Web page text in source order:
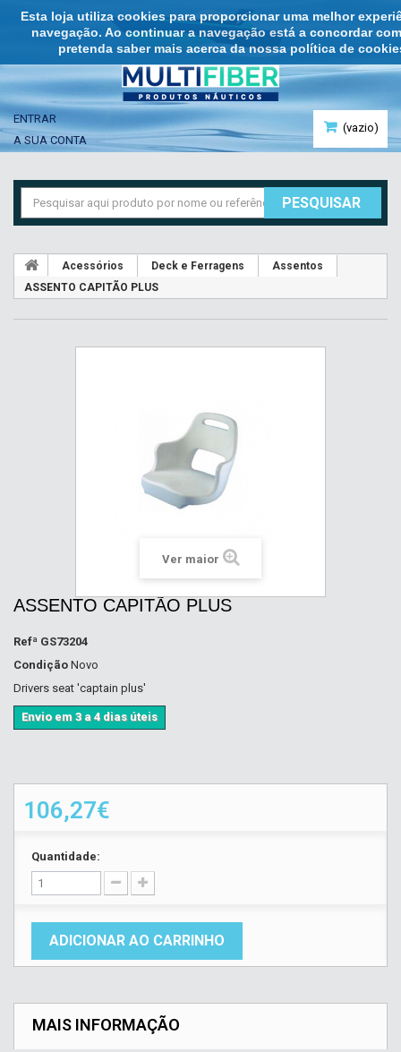
Esta loja utiliza cookies para proporcionar uma melhor
navegação. Ao continuar a navegação está a concordar
pretenda saber mais acerca da nossa política de
(vazio)
ENTRAR
A SUA CONTA
PESQUISAR
Acessórios Deck e Ferragens
Assentos
ASSENTO CAPITÃO PLUS
Ver maior
ASSENTO CAPITÃO PLUS
Refª GS73204
Condição Novo
Drivers seat 'captain plus'
Envio em 3 a 4 dias úteis
106,27€
Quantidade:
ADICIONAR AO CARRINHO
MAIS INFORMAÇÃO